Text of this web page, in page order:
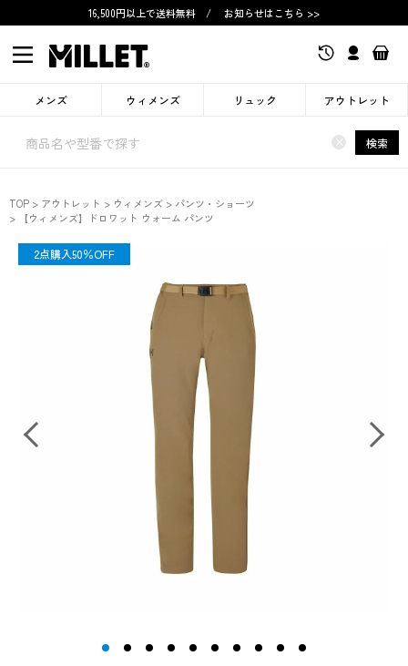
16,500円以上で送料無料 / お知らせはこちら >>
メンズ ウィメンズ リュック アウトレット
× 検索
TOP アウトレット ウィメンズ
パンツ・ショーツ
【ウィメンズ】ドロワット ウォーム パンツ
OUTLET
2点購入50％OFF